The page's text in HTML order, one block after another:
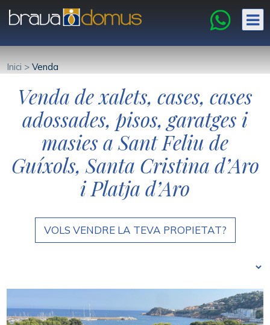
Inici > Venda
Venda de xalets, cases, cases
adossades, pisos, garatges i
masies a Sant Feliu de
Guíxols, Santa Cristina d’Aro
i Platja d’Aro
VOLS VENDRE LA TEVA PROPIETAT?